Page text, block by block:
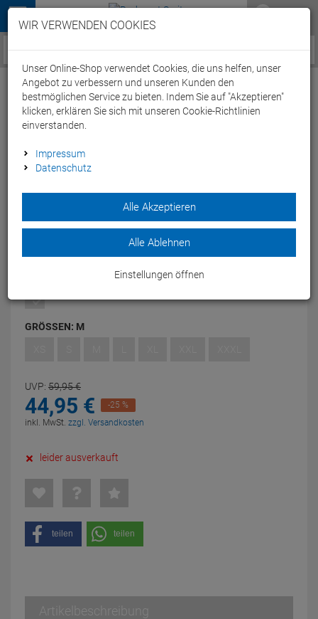
Menü
Service / Hilfe
Cube Teamline CMPT Trikot kurzarm - M
blue'n'red'n'grey
Mit dem Cube Teamline CMPT Trikot hast Du die beste
Performance und einen tollen Style.
BLUE'N'RED'N'GREY
GRÖSSEN: M
UVP: 59,95€
44,95 €
-25 %
inkl. MwSt. zzgl. Versandkosten
leider ausverkauft
teilen teilen
Artikelbeschreibung
WIR VERWENDEN COOKIES
Unser Online-Shop verwendet Cookies, die uns helfen, unser
Angebot zu verbessern und unseren Kunden den
bestmöglichen Service zu bieten. Indem Sie auf "Akzeptieren"
klicken, erklären Sie sich mit unseren Cookie-Richtlinien
einverstanden.
Impressum
Datenschutz
Alle Akzeptieren
Alle Ablehnen
Einstellungen öffnen